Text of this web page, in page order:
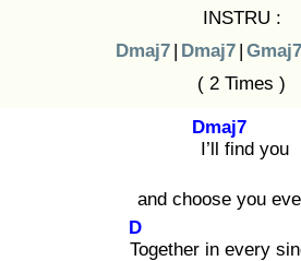
INSTRU :
Dmaj7 | Dmaj7 | Gmaj7
( 2 Times )
I’ll
Dmaj7
find you
and choose you
To
D
gether in every